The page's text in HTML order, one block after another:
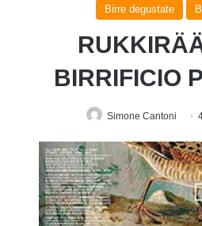
Birre degustate
BIRRIFICIO
Simone Cantoni